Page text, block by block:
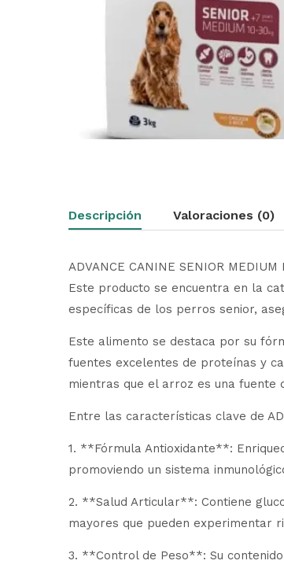
Descripción Valoraciones (0)
ADVANCE CANINE SENIOR
Este producto se encuentra en la
específicas de los perros senior,
Este alimento se destaca por su
fuentes excelentes de proteínas y
mientras que el arroz es una
Entre las características clave de
1. **Fórmula Antioxidante**:
promoviendo un sistema
2. **Salud Articular**: Contiene
mayores que pueden experimentar
3. **Control de Peso**: Su